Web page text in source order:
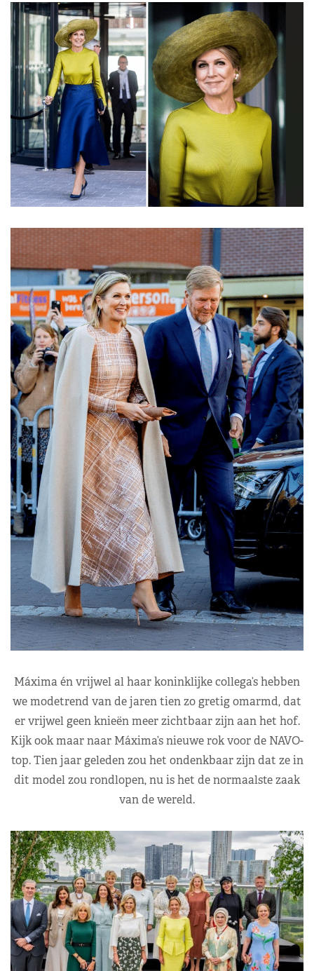
Máxima én vrijwel al haar koninklijke collega’s hebben
we modetrend van de jaren tien zo gretig omarmd, dat
er vrijwel geen knieën meer zichtbaar zijn aan het hof.
Kijk ook maar naar Máxima’s nieuwe rok voor de NAVO-
top. Tien jaar geleden zou het ondenkbaar zijn dat ze in
dit model zou rondlopen, nu is het de normaalste zaak
van de wereld.